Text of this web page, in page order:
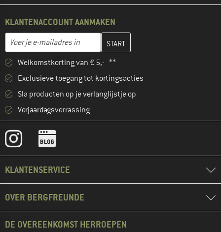
KLANTENACCOUNT AANMAKEN
E-mailadres
Vul je e-mailadres hier in en maak in de volgende stap je
Welkomstkorting van € 5,- **
Exclusieve toegang tot kortingsacties
Sla producten op je verlanglijstje op
Verjaardagsverrassing
KLANTENSERVICE
OVER BERGFREUNDE
DE OVEREENKOMST HERROEPEN